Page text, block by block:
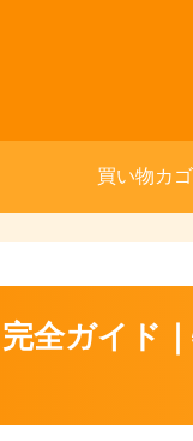
買い物カゴ
全ガイド